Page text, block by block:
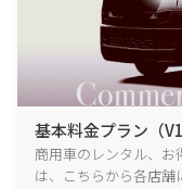
基本料金プラン（V1
商用車のレンタル、
は、こちらから各店舗